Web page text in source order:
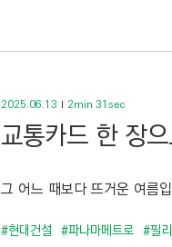
2025.06.13 2min 31sec
교통카드 한 장
그 어느 때보다 뜨거운 여름
#현대건설 #파나마메트로 #필